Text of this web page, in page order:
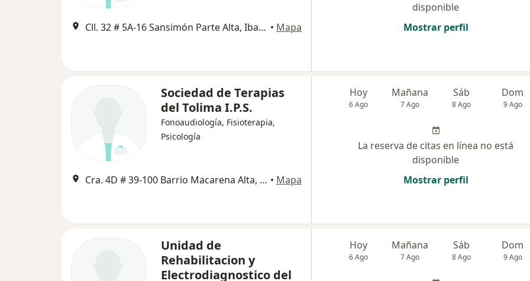
Cll. 32 # 5A-16 Sansimón Parte Alta, Ibagué • Mapa
disponible
Mostrar perfil
Sociedad de Terapias
del Tolima I.P.S.
Fonoaudiología, Fisioterapia,
Psicología
Cra. 4D # 39-100 Barrio Macarena Alta, Ibagué • Mapa
Hoy
6 Ago
Mañana
7 Ago
Sáb
8 Ago
Dom
9 Ago
La reserva de citas en línea no está
disponible
Mostrar perfil
Unidad de
Rehabilitacion y
Electrodiagnostico del
Hoy
6 Ago
Mañana
7 Ago
Sáb
8 Ago
Dom
9 Ago